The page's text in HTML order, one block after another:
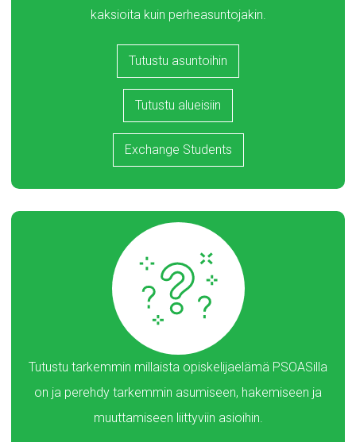
kaksioita kuin perheasuntojakin.
Tutustu asuntoihin
Tutustu alueisiin
Exchange Students
Tutustu tarkemmin millaista opiskelijaelämä PSOASilla
on ja perehdy tarkemmin asumiseen, hakemiseen ja
muuttamiseen liittyviin asioihin.